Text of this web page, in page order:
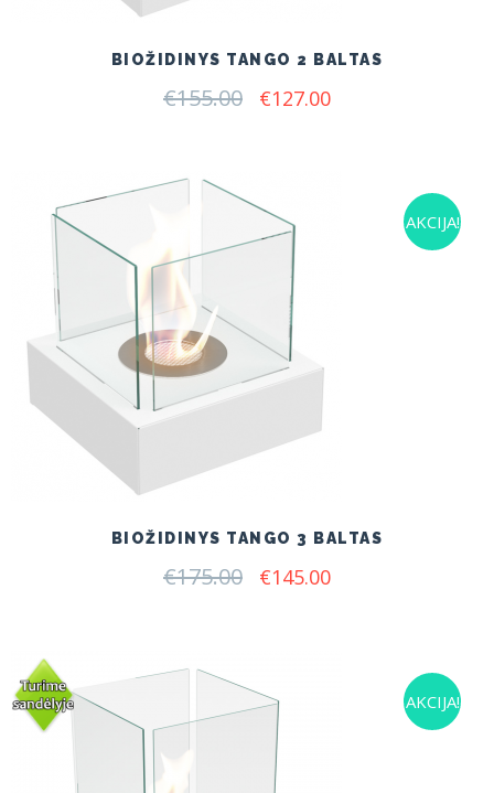
BIOŽIDINYS TANGO 2 BALTAS
€155.00 Original
€127.00Current
AKCIJA!
BIOŽIDINYS TANGO 3 BALTAS
€175.00 Original
€145.00Current
AKCIJA!